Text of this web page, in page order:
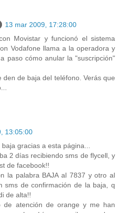
13 mar 2009, 17:28:00
Movistar y funcionó el sistema
Vodafone llama a la operadora y
paso cómo anular la "suscripción"
den de baja del teléfono. Verás que
13:05:00
gracias a esta página...
2 días recibiendo sms de flycell, y
de facebook!!
la palabra BAJA al 7837 y otro al
sms de confirmación de la baja, q
de alta!!
de atención de orange y me han